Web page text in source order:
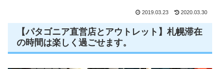
2019.03.23 2020.03.30
【パタゴニア直営店とアウトレット】札幌滞在
の時間は楽しく過ごせます。